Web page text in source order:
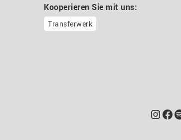
Kooperieren Sie mit uns:
Transferwerk